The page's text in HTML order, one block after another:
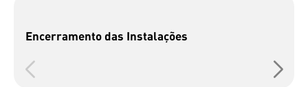
Encerramento das Instalações